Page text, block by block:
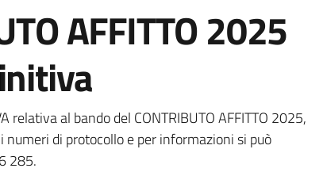
AFFITTO 2025
relativa al bando del CONTRIBUTO AFFITTO 2025,
numeri di protocollo e per informazioni si può
285.